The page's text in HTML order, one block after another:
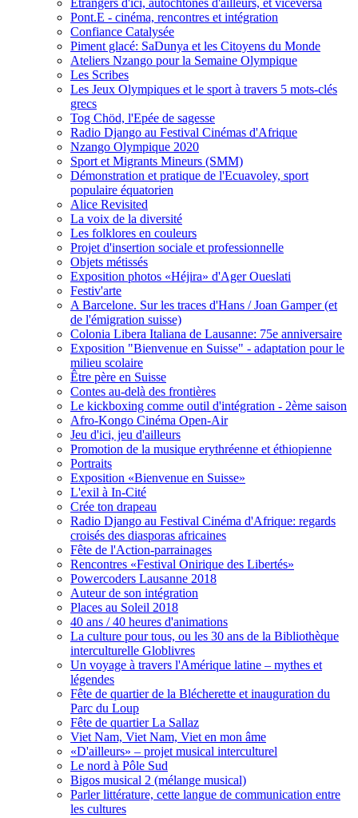
Pont.E - cinéma, rencontres et intégration
Confiance Catalysée
Piment glacé: SaDunya et les Citoyens du Monde
Ateliers Nzango pour la Semaine Olympique
Les Scribes
Les Jeux Olympiques et le sport à travers 5 mots-clés
grecs
Tog Chöd, l'Epée de sagesse
Radio Django au Festival Cinémas d'Afrique
Nzango Olympique 2020
Sport et Migrants Mineurs (SMM)
Démonstration et pratique de l'Ecuavoley, sport
populaire équatorien
Alice Revisited
La voix de la diversité
Les folklores en couleurs
Projet d'insertion sociale et professionnelle
Objets métissés
Exposition photos «Héjira» d'Ager Oueslati
Festiv'arte
A Barcelone. Sur les traces d'Hans / Joan Gamper (et
de l'émigration suisse)
Colonia Libera Italiana de Lausanne: 75e anniversaire
Exposition "Bienvenue en Suisse" - adaptation pour le
milieu scolaire
Être père en Suisse
Contes au-delà des frontières
Le kickboxing comme outil d'intégration - 2ème saison
Afro-Kongo Cinéma Open-Air
Jeu d'ici, jeu d'ailleurs
Promotion de la musique erythréenne et éthiopienne
Portraits
Exposition «Bienvenue en Suisse»
L'exil à In-Cité
Crée ton drapeau
Radio Django au Festival Cinéma d'Afrique: regards
croisés des diasporas africaines
Fête de l'Action-parrainages
Rencontres «Festival Onirique des Libertés»
Powercoders Lausanne 2018
Auteur de son intégration
Places au Soleil 2018
40 ans / 40 heures d'animations
La culture pour tous, ou les 30 ans de la Bibliothèque
interculturelle Globlivres
Un voyage à travers l'Amérique latine – mythes et
légendes
Fête de quartier de la Blécherette et inauguration du
Parc du Loup
Fête de quartier La Sallaz
Viet Nam, Viet Nam, Viet en mon âme
«D'ailleurs» – projet musical interculturel
Le nord à Pôle Sud
Bigos musical 2 (mélange musical)
Parler littérature, cette langue de communication entre
les cultures